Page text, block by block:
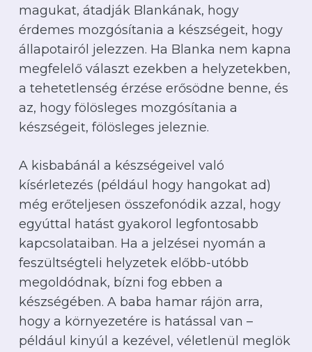
magukat, átadják Blankának, hogy
érdemes mozgósítania a készségeit, hogy
állapotairól jelezzen. Ha Blanka nem kapna
megfelelő választ ezekben a helyzetekben,
a tehetetlenség érzése erősödne benne, és
az, hogy fölösleges mozgósítania a
készségeit, fölösleges jeleznie.
A kisbabánál a készségeivel való
kísérletezés (például hogy hangokat ad)
még erőteljesen összefonódik azzal, hogy
egyúttal hatást gyakorol legfontosabb
kapcsolataiban. Ha a jelzései nyomán a
feszültségteli helyzetek előbb-utóbb
megoldódnak, bízni fog ebben a
készségében. A baba hamar rájön arra,
hogy a környezetére is hatással van –
például kinyúl a kezével, véletlenül meglök